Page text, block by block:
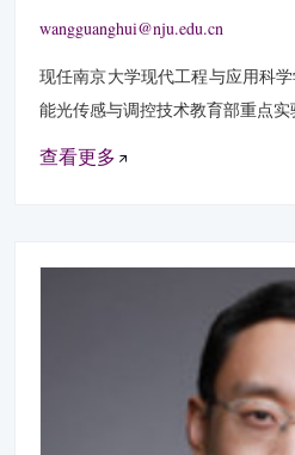
wangguanghui@nju.edu.cn
现任南京大学现代工程与应用科
能光传感与调控技术教育部重点实
查看更多